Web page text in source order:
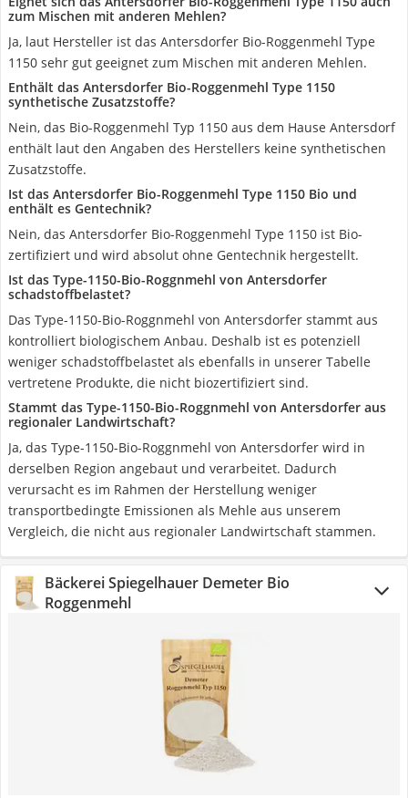
zum Mischen mit anderen Mehlen?
Ja, laut Hersteller ist das Antersdorfer Bio-Roggenmehl Type
1150 sehr gut geeignet zum Mischen mit anderen Mehlen.
Enthält das Antersdorfer Bio-Roggenmehl Type 1150
synthetische Zusatzstoffe?
Nein, das Bio-Roggenmehl Typ 1150 aus dem Hause Antersdorf
enthält laut den Angaben des Herstellers keine synthetischen
Zusatzstoffe.
Ist das Antersdorfer Bio-Roggenmehl Type 1150 Bio und
enthält es Gentechnik?
Nein, das Antersdorfer Bio-Roggenmehl Type 1150 ist Bio-
zertifiziert und wird absolut ohne Gentechnik hergestellt.
Ist das Type-1150-Bio-Roggnmehl von Antersdorfer
schadstoffbelastet?
Das Type-1150-Bio-Roggnmehl von Antersdorfer stammt aus
kontrolliert biologischem Anbau. Deshalb ist es potenziell
weniger schadstoffbelastet als ebenfalls in unserer Tabelle
vertretene Produkte, die nicht biozertifiziert sind.
Stammt das Type-1150-Bio-Roggnmehl von Antersdorfer aus
regionaler Landwirtschaft?
Ja, das Type-1150-Bio-Roggnmehl von Antersdorfer wird in
derselben Region angebaut und verarbeitet. Dadurch
verursacht es im Rahmen der Herstellung weniger
transportbedingte Emissionen als Mehle aus unserem
Vergleich, die nicht aus regionaler Landwirtschaft stammen.
Bäckerei Spiegelhauer Demeter Bio
Roggenmehl